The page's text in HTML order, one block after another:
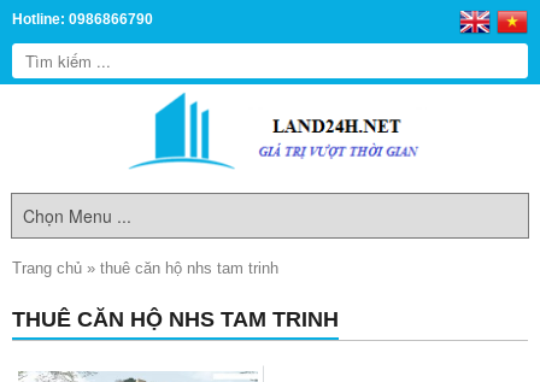
Hotline: 0986866790
Trang chủ » thuê căn hộ nhs tam trinh
THUÊ CĂN HỘ NHS TAM TRINH